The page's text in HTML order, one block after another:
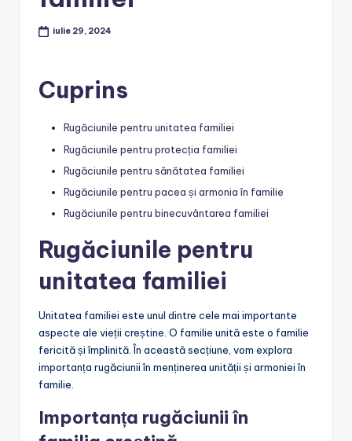
iulie 29, 2024
Cuprins
Rugăciunile pentru unitatea familiei
Rugăciunile pentru protecția familiei
Rugăciunile pentru sănătatea familiei
Rugăciunile pentru pacea și armonia în familie
Rugăciunile pentru binecuvântarea familiei
Rugăciunile pentru
unitatea familiei
Unitatea familiei este unul dintre cele mai importante
aspecte ale vieții creștine. O familie unită este o familie
fericită și împlinită. În această secțiune, vom explora
importanța rugăciunii în menținerea unității și armoniei în
familie.
Importanța rugăciunii în